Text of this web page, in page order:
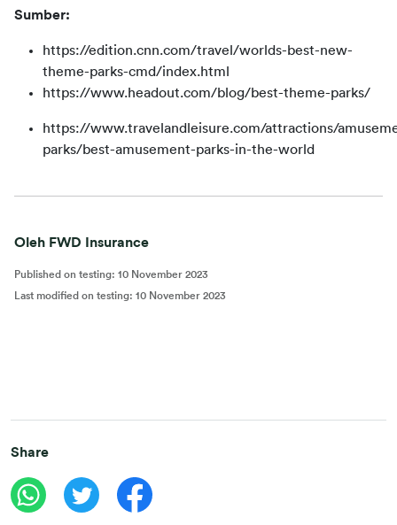
Sumber:
https://edition.cnn.com/travel/worlds-best-new-
theme-parks-cmd/index.html
https://www.headout.com/blog/best-theme-parks/
https://www.travelandleisure.com/attractions/
parks/best-amusement-parks-in-the-world
Oleh FWD Insurance
Published on testing: 10 November 2023
Last modified on testing: 10 November 2023
Share